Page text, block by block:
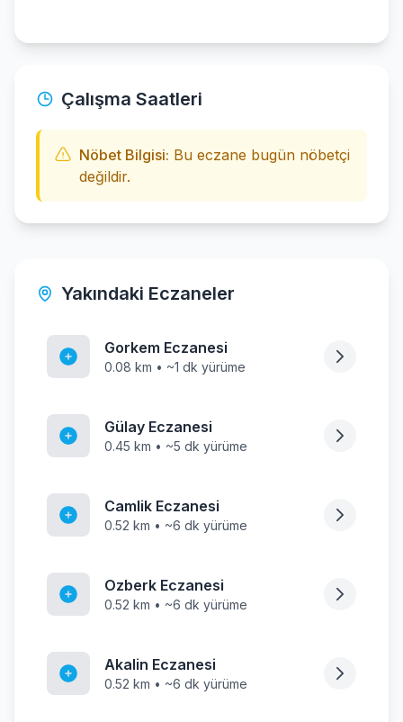
Çalışma Saatleri
Nöbet Bilgisi: Bu eczane bugün nöbetçi
değildir.
Yakındaki Eczaneler
Gorkem Eczanesi
0.08 km • ~1 dk yürüme
Gülay Eczanesi
0.45 km • ~5 dk yürüme
Camlik Eczanesi
0.52 km • ~6 dk yürüme
Ozberk Eczanesi
0.52 km • ~6 dk yürüme
Akalin Eczanesi
0.52 km • ~6 dk yürüme